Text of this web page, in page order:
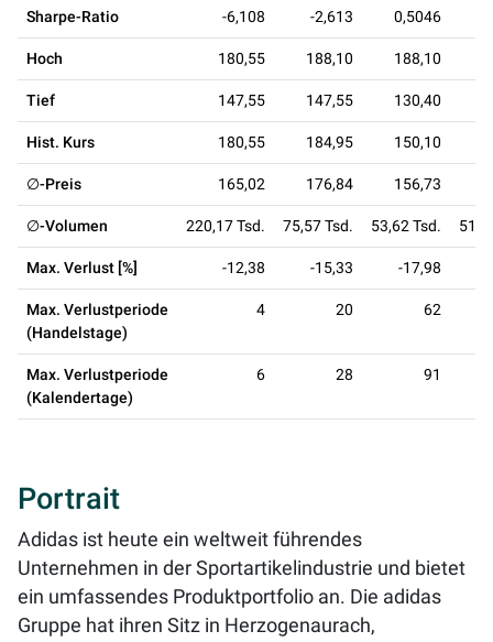
Sharpe-Ratio -6,108 -2,613 0,5046
Hoch 180,55 188,10 188,10
Tief 147,55 147,55 130,40
Hist. Kurs 180,55 184,95 150,10
∅-Preis 165,02 176,84 156,73
∅-Volumen 220,17 Tsd. 75,57 Tsd. 53,62 Tsd.
Max. Verlust [%] -12,38 -15,33 -17,98
Max. Verlustperiode
(Handelstage)
4 20 62
Max. Verlustperiode
(Kalendertage)
6 28 91
Portrait
Adidas ist heute ein weltweit führendes
Unternehmen in der Sportartikelindustrie und bietet
ein umfassendes Produktportfolio an. Die adidas
Gruppe hat ihren Sitz in Herzogenaurach,